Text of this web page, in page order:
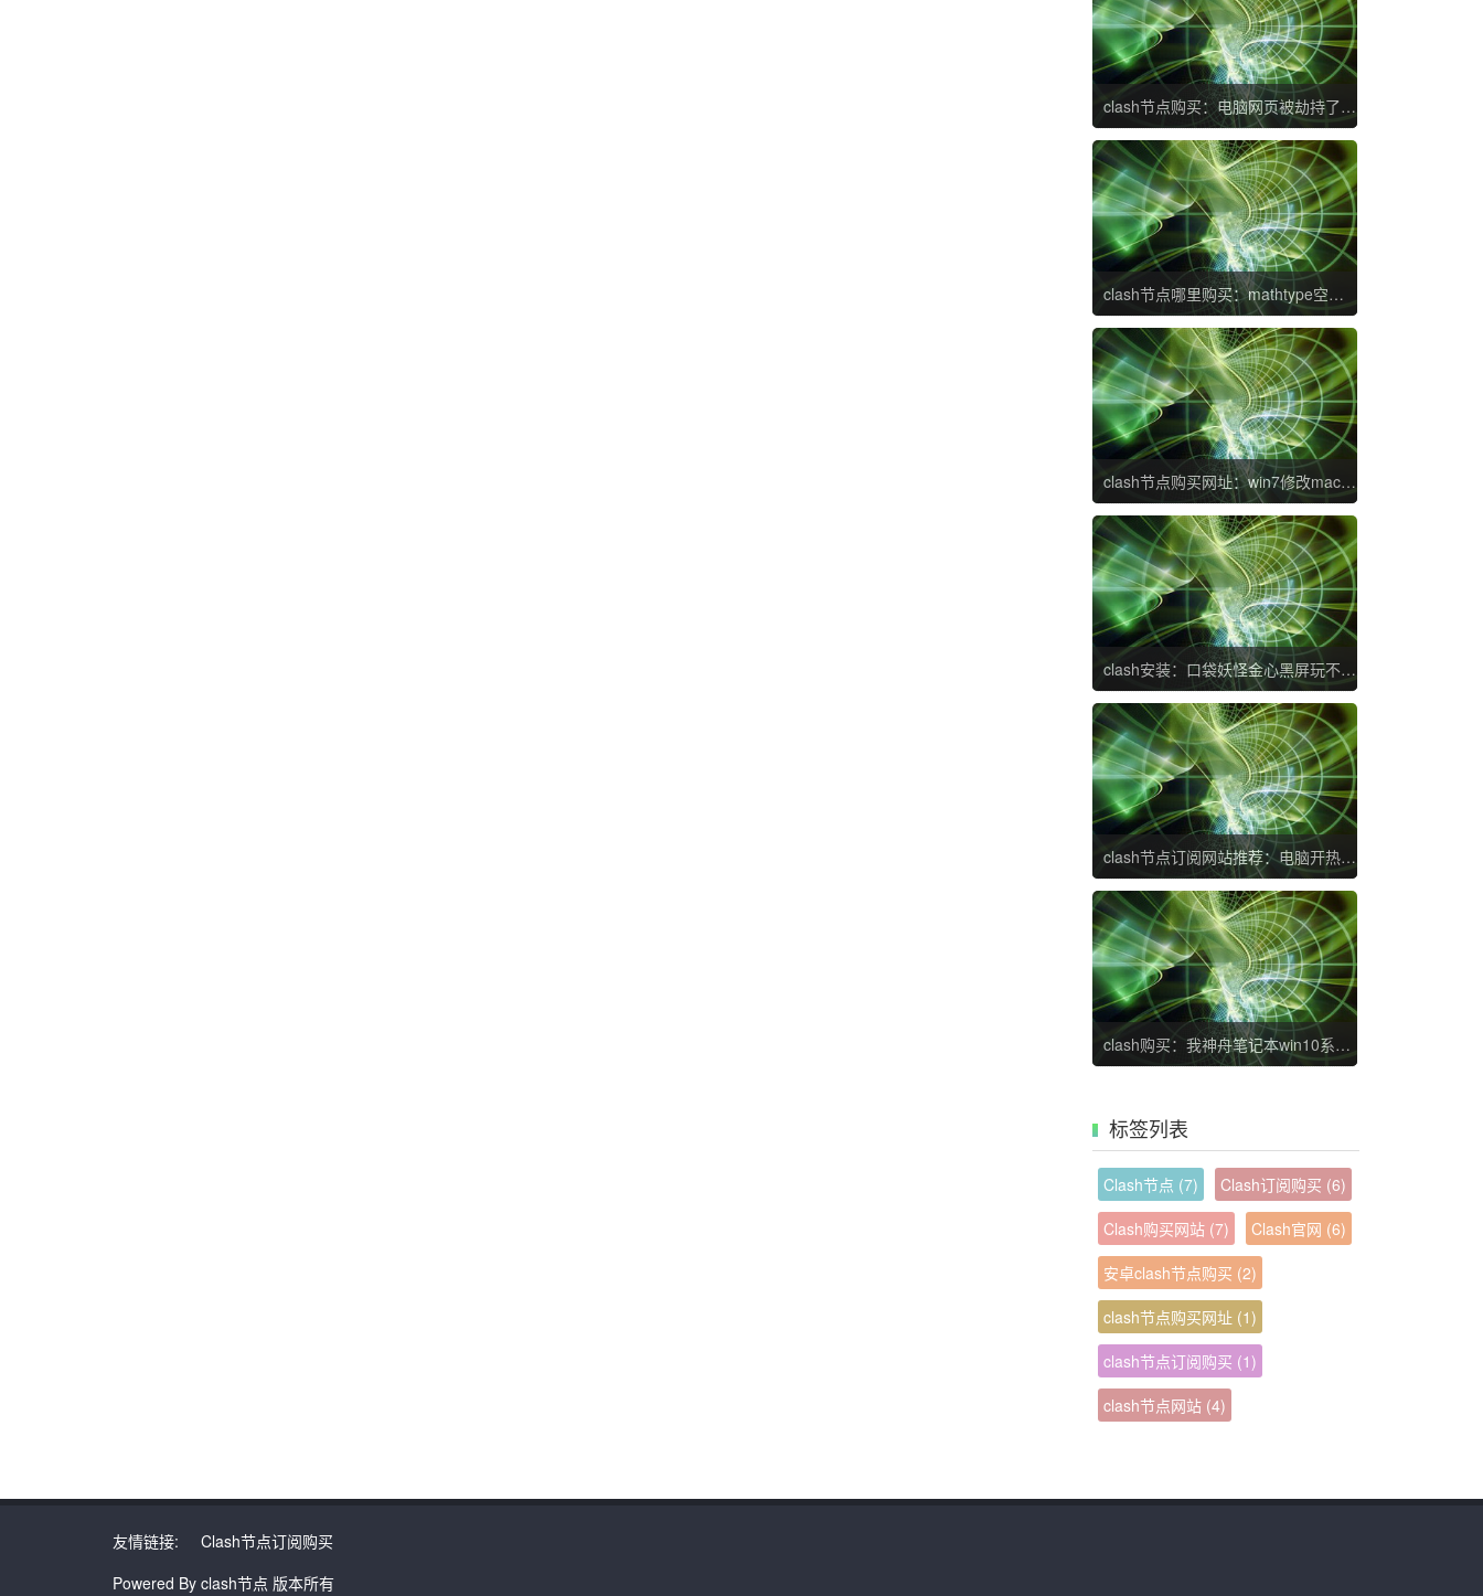
clash节点购买：电脑网页被劫持了怎么办 电脑网页老是被劫持怎么解决
clash节点哪里购买：mathtype空格怎么打 怎样在mathtype中打空格
clash节点购买网址：win7修改mac地址的步骤 win7系统怎样修改mac地址
clash安装：口袋妖怪金心黑屏玩不了怎么办 口袋妖怪心金黑屏如何处理
clash节点订阅网站推荐：电脑开热点手机连上不能上网如何解决 为什么电脑开了热点手机连上了却上不了网
clash购买：我神舟笔记本win10系统忘记电脑登录密码怎么办
标签列表
Clash节点 (7) Clash订阅购买 (6)
Clash购买网站(7) Clash官网 (6)
安卓clash节点购买 (2)
clash节点购买网址(1)
clash节点订阅购买 (1)
clash节点网站(4)
友情链接:
Clash节点订阅购买
Powered By clash节点 版本所有